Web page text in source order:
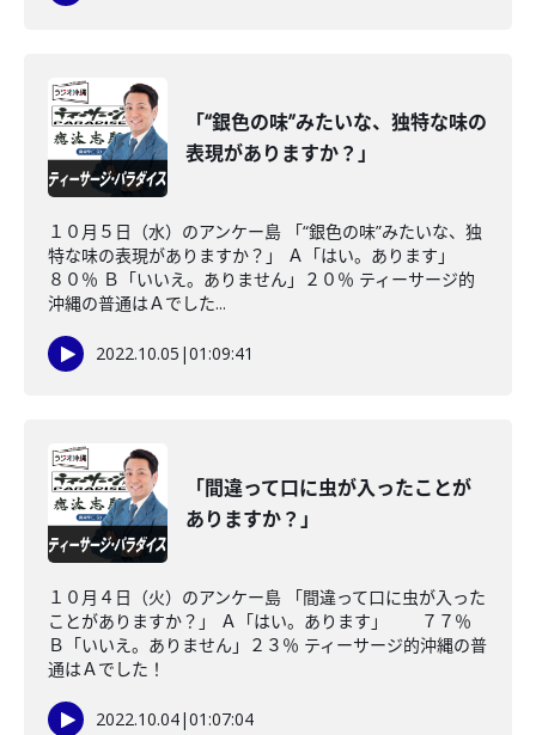
「“銀色の味”みたいな、独特な味の
表現がありますか？」
１０月５日（水）のアンケー島 「“銀色の味”みたいな、独
特な味の表現がありますか？」 Ａ「はい。あります」
８０％ Ｂ「いいえ。ありません」２０％ ティーサージ的
沖縄の普通はＡでした...
2022.10.05 |01:09:41
「間違って口に虫が入ったことが
ありますか？」
１０月４日（火）のアンケー島 「間違って口に虫が入った
ことがありますか？」 Ａ「はい。あります」 ７７％
Ｂ「いいえ。ありません」２３％ ティーサージ的沖縄の普
通はＡでした！
2022.10.04|01:07:04